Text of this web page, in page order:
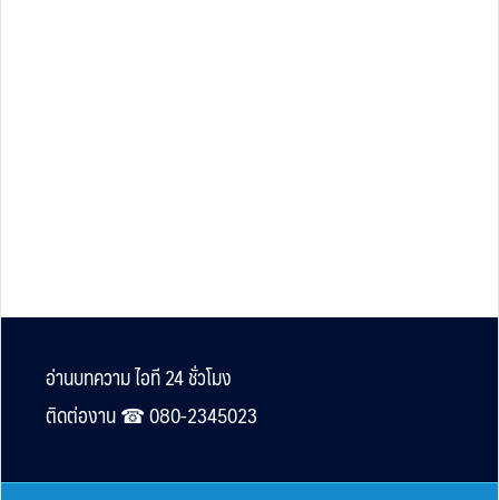
Footer
อ่านบทความ ไอที 24 ชั่วโมง
ติดต่องาน ☎︎ 080-2345023